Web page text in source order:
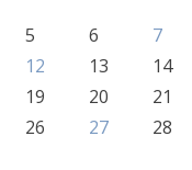
5
6 7
12
13 14
19
20 21
26
27 28